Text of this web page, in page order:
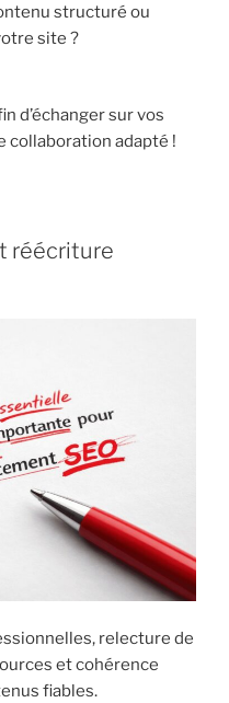
structuré ou
site ?
d’échanger sur vos
collaboration adapté !
réécriture
relecture de
et cohérence
fiables.